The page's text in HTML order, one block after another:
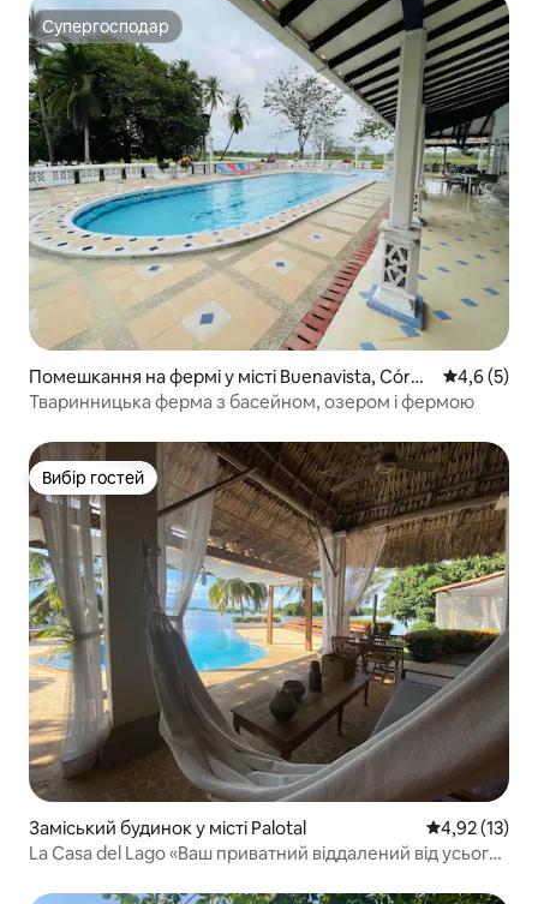
Супергосподар
Супергосподар
Помешкання на фермі у місті Buenavista, Córdo
ba
Середня
4,6 (5)
Тваринницька ферма з басейном, озером і фермою
Вибір гостей
Вибір гостей
Заміський будинок у місті Palotal Середня
4,92 (13)
La Casa del Lago «Ваш приватний віддалений від усього